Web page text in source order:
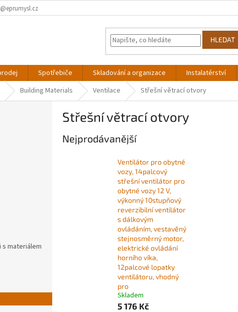
HLEDAT
Spotřebiče Skladování a organizace Instalatérství
Building Materials Ventilace Střešní větrací otvory
s materiálem
Střešní větrací otvory
Nejprodávanější
Ventilátor pro obytné
vozy, 14palcový
střešní ventilátor pro
obytné vozy 12 V,
výkonný 10stupňový
reverzibilní ventilátor
s dálkovým
ovládáním, vestavěný
stejnosměrný motor,
elektrické ovládání
horního víka,
12palcové lopatky
ventilátoru, vhodný
pro
Skladem
5 176 Kč